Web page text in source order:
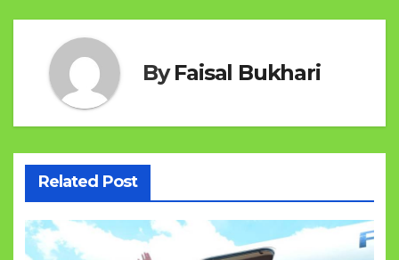
ByFaisal Bukhari
Related Post